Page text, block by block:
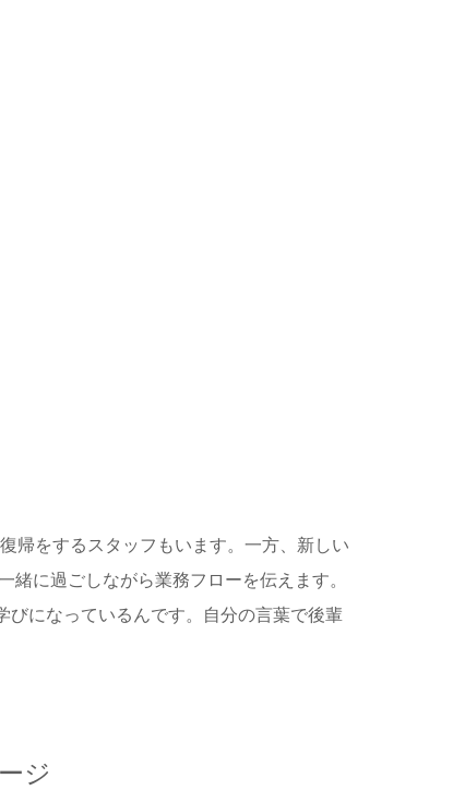
帰をするスタッフもいます。一方、新しい
に過ごしながら業務フローを伝えます。
びになっているんです。自分の言葉で後輩
ジ